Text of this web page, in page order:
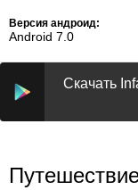
Версия андроид:
Android 7.0
Скачать